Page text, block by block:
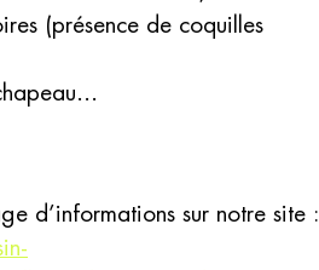
(présence de coquilles
d’informations sur notre site :